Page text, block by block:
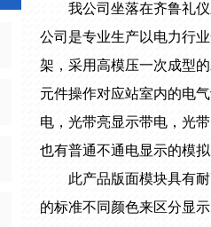
我公司坐落在齐鲁礼
公司是专业生产以电力行
架，采用高模压一次成型
元件操作对应站室内的电
电，光带亮显示带电，光
也有普通不通电显示的模
此产品版面模块具有
的标准不同颜色来区分显